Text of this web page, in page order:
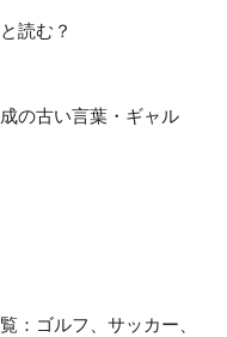
読む？
の古い言葉・ギャル
：ゴルフ、サッカー、